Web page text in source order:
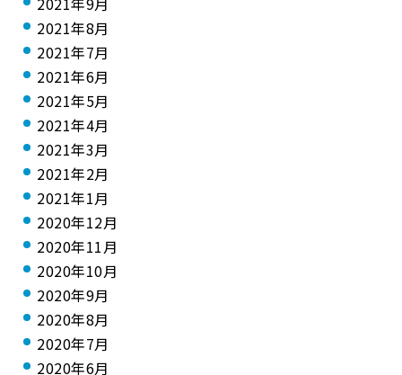
2021年8月
2021年7月
2021年6月
2021年5月
2021年4月
2021年3月
2021年2月
2021年1月
2020年12月
2020年11月
2020年10月
2020年9月
2020年8月
2020年7月
2020年6月